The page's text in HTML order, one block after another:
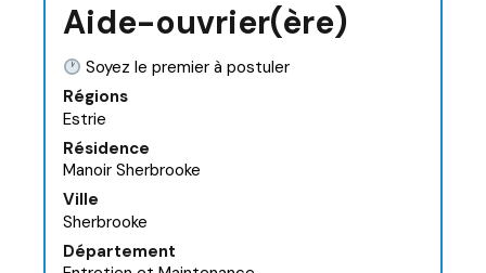
Aide-ouvrier(ère)
Soyez le premier à postuler
Régions
Estrie
Résidence
Manoir Sherbrooke
Ville
Sherbrooke
Département